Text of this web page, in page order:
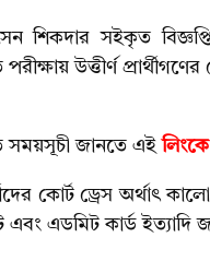
শিকদার সইকৃত
উত্তীর্ণ
সময়সূচী জানতে এইলিংকে
কোর্ট ড্রেস অর্থাৎ
এবং এডমিট কার্ড